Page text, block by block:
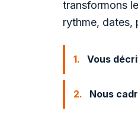
transformons
rythme, dates,
1. Vous
2. Nous